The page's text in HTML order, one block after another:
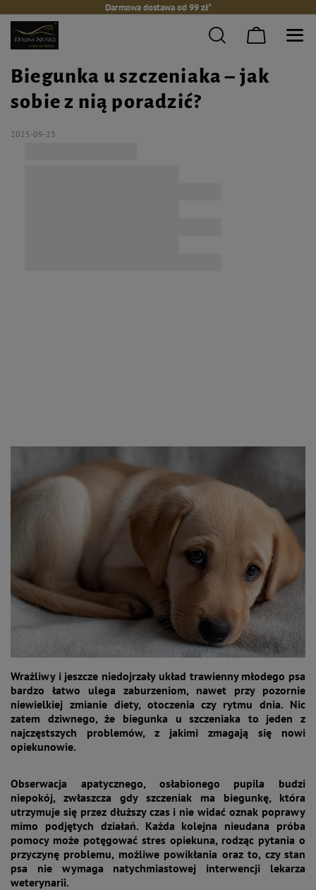
Darmowa dostawa od 99 zł*
Biegunka u szczeniaka – jak
sobie z nią poradzić?
2025-09-23
Wrażliwy i jeszcze niedojrzały układ trawienny młodego psa
bardzo łatwo ulega zaburzeniom, nawet przy pozornie
niewielkiej zmianie diety, otoczenia czy rytmu dnia. Nic
zatem dziwnego, że biegunka u szczeniaka to jeden z
najczęstszych problemów, z jakimi zmagają się nowi
opiekunowie.
Obserwacja apatycznego, osłabionego pupila budzi
niepokój, zwłaszcza gdy szczeniak ma biegunkę, która
utrzymuje się przez dłuższy czas i nie widać oznak poprawy
mimo podjętych działań. Każda kolejna nieudana próba
pomocy może potęgować stres opiekuna, rodząc pytania o
przyczynę problemu, możliwe powikłania oraz to, czy stan
psa nie wymaga natychmiastowej interwencji lekarza
weterynarii.